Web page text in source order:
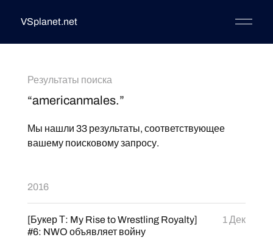
VSplanet.net
Результаты поиска
“americanmales.”
Мы нашли 33 результаты, соответствующее
вашему поисковому запросу.
2016
[Букер Т: My Rise to Wrestling Royalty]
#6: NWO объявляет войну
1 Дек